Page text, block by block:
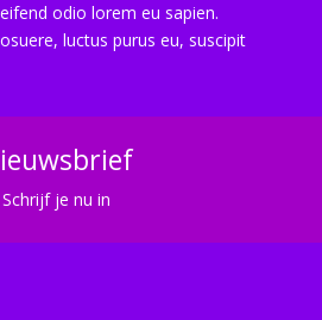
odio lorem eu sapien.
luctus purus eu, suscipit
Schrijf je nu in